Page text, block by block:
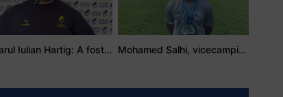
Stejarul Iulian Hartig: A fost un turneu care a unit mai mult echipa Mohamed Salhi, vicecampion național juniori I: Rugby-ul te învață să accepți și înfrângerile